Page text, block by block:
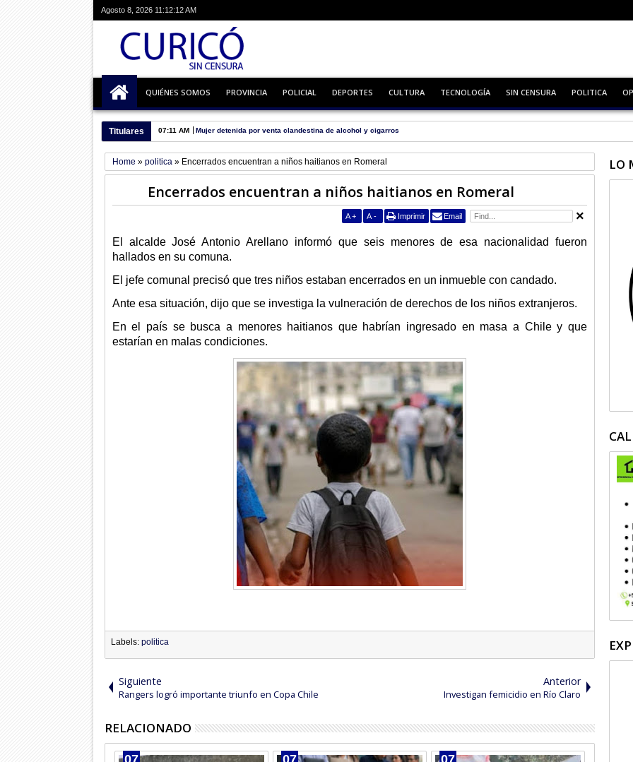
Agosto 8, 2026 11:12:13 AM
QUIÉNES SOMOS PROVINCIA POLICIAL DEPORTES CULTURA TECNOLOGÍA SIN CENSURA POLITICA
Titulares 07:11 AM Mujer detenida por venta clandestina de alcohol y cigarros
Home » politica » Encerrados encuentran a niños haitianos en Romeral
Encerrados encuentran a niños haitianos en Romeral
A + A - Imprimir Email
El alcalde José Antonio Arellano informó que seis menores de esa nacionalidad fueron
hallados en su comuna.
El jefe comunal precisó que tres niños estaban encerrados en un inmueble con candado.
Ante esa situación, dijo que se investiga la vulneración de derechos de los niños extranjeros.
En el país se busca a menores haitianos que habrían ingresado en masa a Chile y que
estarían en malas condiciones.
Labels: politica
Siguiente
Rangers logró importante triunfo en Copa Chile
Anterior
Investigan femicidio en Río Claro
RELACIONADO
07 07 07
LO